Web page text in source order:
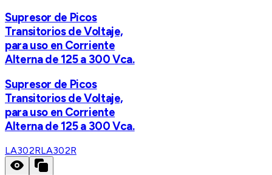
Supresor de Picos
Transitorios de Voltaje,
para uso en Corriente
Alterna de 125 a 300 Vca.
Supresor de Picos
Transitorios de Voltaje,
para uso en Corriente
Alterna de 125 a 300 Vca.
LA302RLA302R